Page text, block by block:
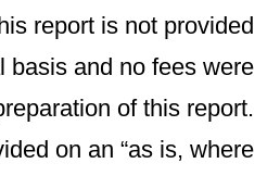
report is not provided
basis and no fees were
of this report.
on an “as is, where